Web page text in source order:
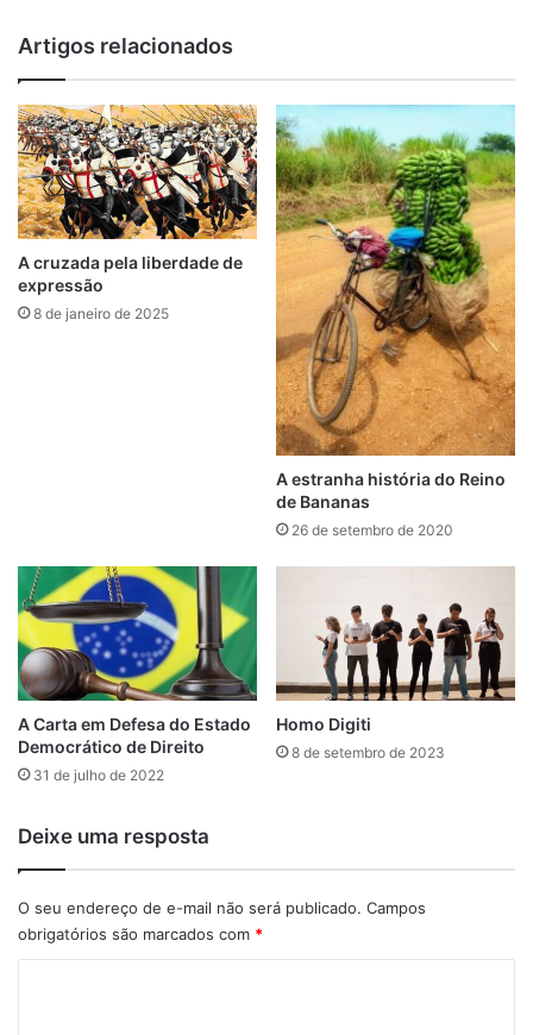
Artigos relacionados
A cruzada pela liberdade de
expressão
8 de janeiro de 2025
A estranha história do Reino
de Bananas
26 de setembro de 2020
A Carta em Defesa do Estado
Democrático de Direito
31 de julho de 2022
Homo Digiti
8 de setembro de 2023
Deixe uma resposta
O seu endereço de e-mail não será publicado. Campos
obrigatórios são marcados com *